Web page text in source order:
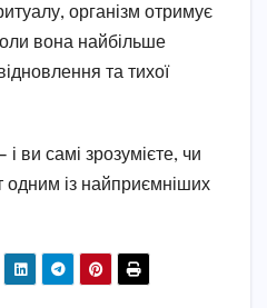
організм отримує
вона найбільше
та тихої
ви самі зрозумієте, чи
одним із найприємніших